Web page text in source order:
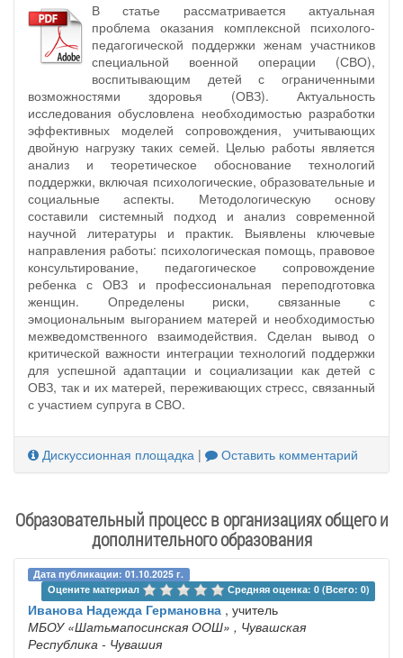
В статье рассматривается актуальная
проблема оказания комплексной психолого-
педагогической поддержки женам участников
специальной военной операции (СВО),
воспитывающим детей с ограниченными
возможностями здоровья (ОВЗ). Актуальность
исследования обусловлена необходимостью разработки
эффективных моделей сопровождения, учитывающих
двойную нагрузку таких семей. Целью работы является
анализ и теоретическое обоснование технологий
поддержки, включая психологические, образовательные и
социальные аспекты. Методологическую основу
составили системный подход и анализ современной
научной литературы и практик. Выявлены ключевые
направления работы: психологическая помощь, правовое
консультирование, педагогическое сопровождение
ребенка с ОВЗ и профессиональная переподготовка
женщин. Определены риски, связанные с
эмоциональным выгоранием матерей и необходимостью
межведомственного взаимодействия. Сделан вывод о
критической важности интеграции технологий поддержки
для успешной адаптации и социализации как детей с
ОВЗ, так и их матерей, переживающих стресс, связанный
с участием супруга в СВО.
Дискуссионная площадка | Оставить комментарий
Образовательный процесс в организациях общего и
дополнительного образования
Дата публикации: 01.10.2025 г.
Оцените материал
Средняя оценка: 0 (Всего: 0)
Иванова Надежда Германовна , учитель
МБОУ «Шатьмапосинская ООШ» , Чувашская
Республика - Чувашия